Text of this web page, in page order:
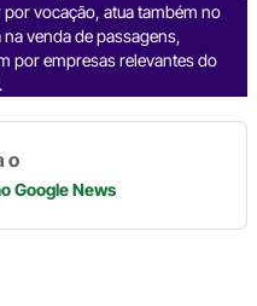
vocação, atua também no
venda de passagens,
por empresas relevantes do
o
Google News